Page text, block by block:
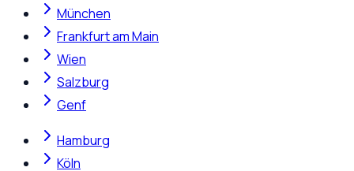
München
Frankfurt am Main
Wien
Salzburg
Genf
Hamburg
Köln